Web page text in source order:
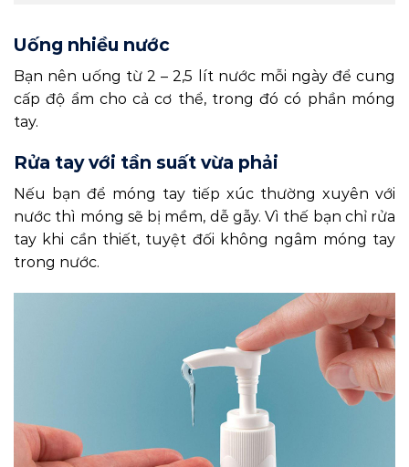
Uống nhiều nước
Bạn nên uống từ 2 – 2,5 lít nước mỗi ngày để cung
cấp độ ẩm cho cả cơ thể, trong đó có phần móng
tay.
Rửa tay với tần suất vừa phải
Nếu bạn để móng tay tiếp xúc thường xuyên với
nước thì móng sẽ bị mềm, dễ gẫy. Vì thế bạn chỉ rửa
tay khi cần thiết, tuyệt đối không ngâm móng tay
trong nước.